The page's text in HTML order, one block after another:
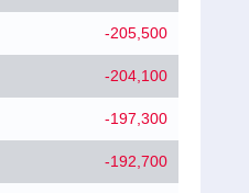
-205,500
-204,100
-197,300
-192,700